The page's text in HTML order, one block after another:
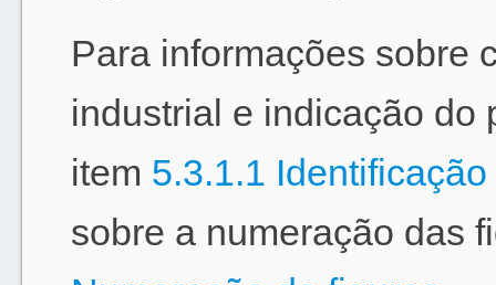
Para informações sobre
industrial e indicação do
item 5.3.1.1
sobre a numeração das